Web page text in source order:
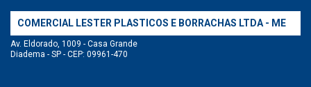
COMERCIAL LESTER PLASTICOS E BORRACHAS LTDA - ME
Av. Eldorado, 1009 - Casa Grande
Diadema - SP - CEP: 09961-470